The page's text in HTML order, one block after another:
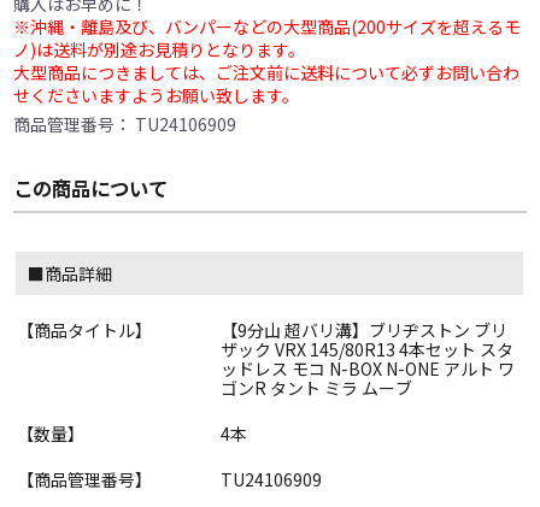
※沖縄・離島及び、バンパーなどの大型商品(200サイズを超えるモ
ノ)は送料が別途お見積りとなります。
大型商品につきましては、ご注文前に送料について必ずお問い合わ
せくださいますようお願い致します。
商品管理番号： TU24106909
この商品について
■商品詳細
【商品タイトル】
【9分山 超バリ溝】ブリヂストン ブリ
ザック VRX 145/80R13 4本セット スタ
ッドレス モコ N-BOX N-ONE アルト ワ
ゴンR タント ミラ ムーブ
【数量】
4本
【商品管理番号】
TU24106909